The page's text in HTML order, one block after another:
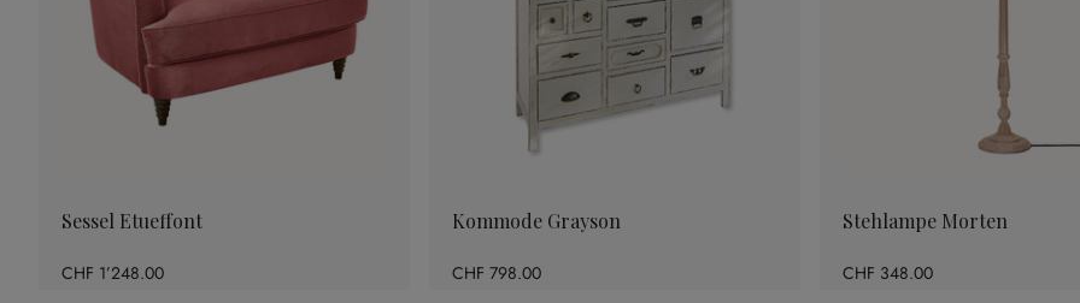
Sessel Etueffont
CHF 1’248.00
Kommode Grayson
CHF 798.00
Stehlampe Morten
CHF 348.00